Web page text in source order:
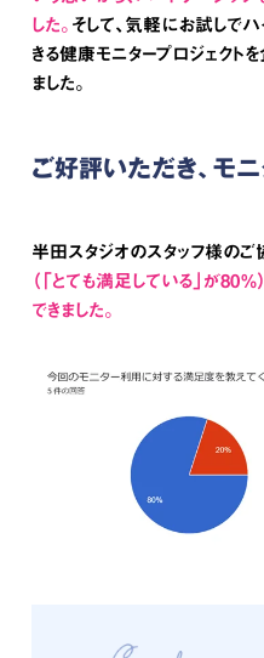
した。 そして、気軽にお試しで
きる健康モニタープロジェクト
ました。
ご好評いただき、モ
半田スタジオのスタッフ様のご
（「とても満足している」が80
できました。